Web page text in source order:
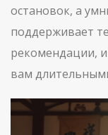
остановок, а
поддерживает
рекомендации,
вам